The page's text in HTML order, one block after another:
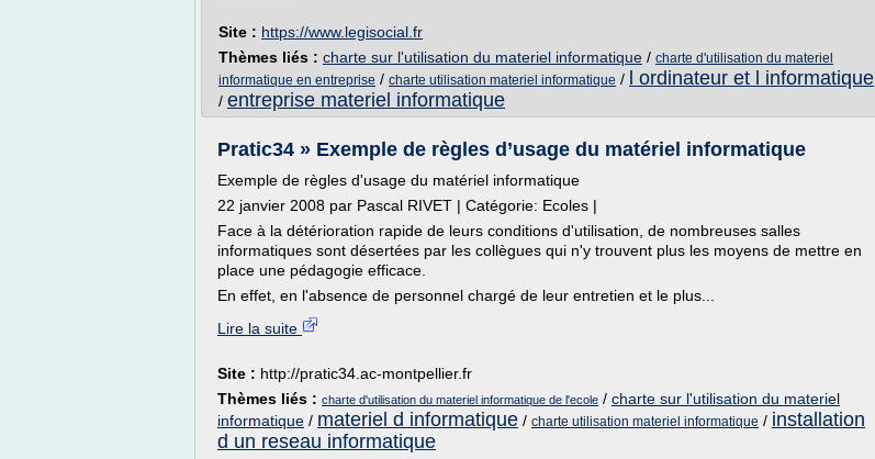
Site : https://www.legisocial.fr
Thèmes liés : charte sur l'utilisation du materiel informatique / charte d'utilisation du materiel
informatique en entreprise / charte utilisation materiel informatique / l ordinateur et l informatique
/ entreprise materiel informatique
Pratic34 » Exemple de règles d’usage du matériel informatique
Exemple de règles d'usage du matériel informatique
22 janvier 2008 par Pascal RIVET | Catégorie: Ecoles |
Face à la détérioration rapide de leurs conditions d'utilisation, de nombreuses salles
informatiques sont désertées par les collègues qui n'y trouvent plus les moyens de mettre en
place une pédagogie efficace.
En effet, en l'absence de personnel chargé de leur entretien et le plus...
Lire la suite
Site : http://pratic34.ac-montpellier.fr
Thèmes liés : charte d'utilisation du materiel informatique de l'ecole / charte sur l'utilisation du materiel
informatique / materiel d informatique / charte utilisation materiel informatique / installation
d un reseau informatique